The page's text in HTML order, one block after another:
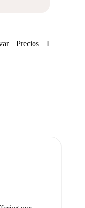
Precios